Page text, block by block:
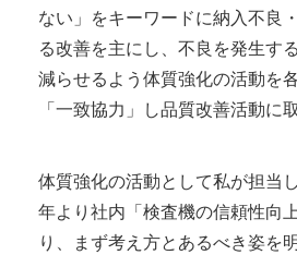
ない」をキーワードに納入不良
る改善を主にし、不良を発生す
減らせるよう体質強化の活動を
「一致協力」し品質改善活動に
体質強化の活動として私が担当
年より社内「検査機の信頼性向
り、まず考え方とあるべき姿を